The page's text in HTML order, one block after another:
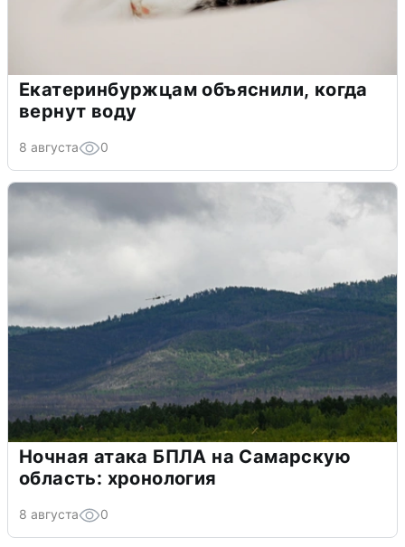
Екатеринбуржцам объяснили, когда
вернут воду
8 августа 0
Ночная атака БПЛА на Самарскую
область: хронология
8 августа 0